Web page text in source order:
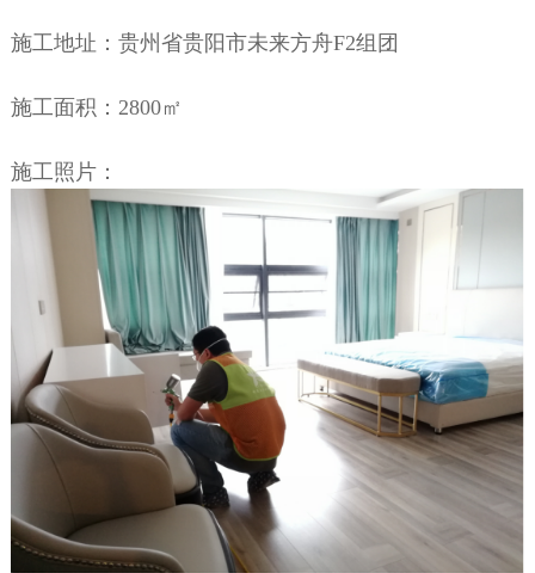
施工地址：贵州省贵阳市未来方舟F2组团
施工面积：2800㎡
施工照片：